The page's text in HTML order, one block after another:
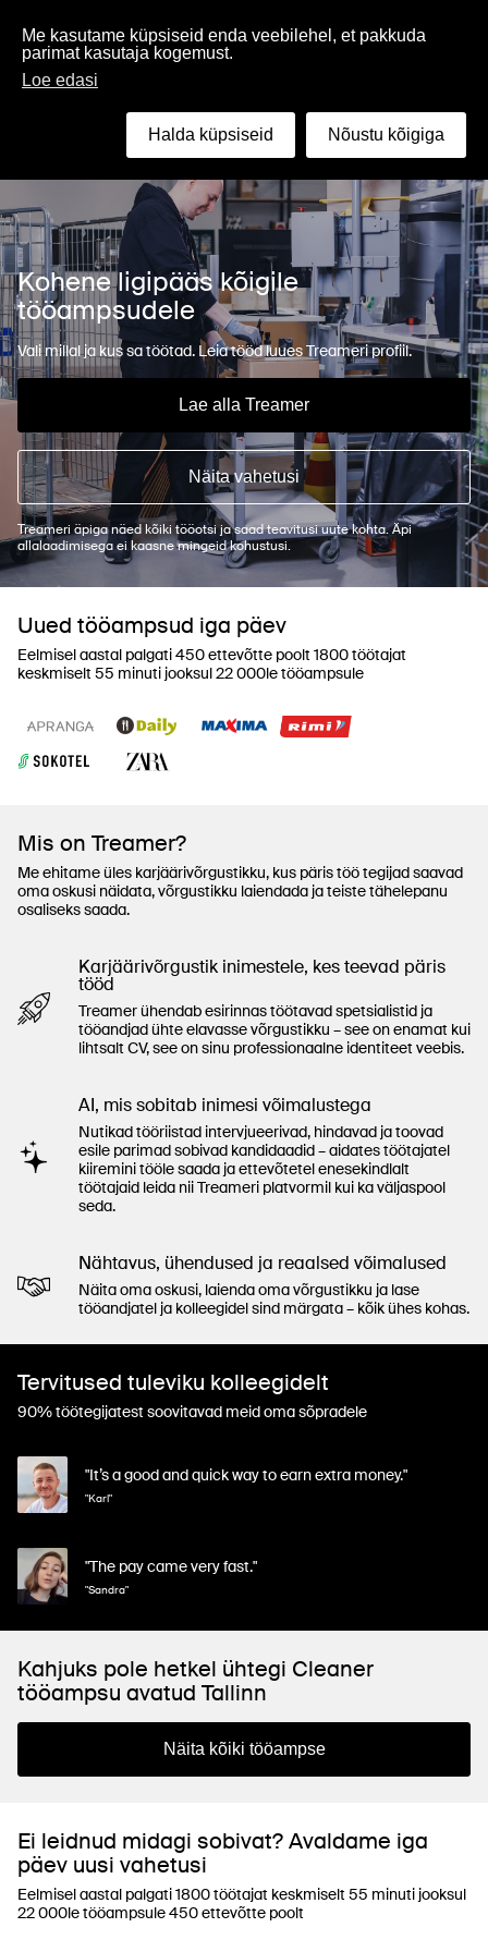
Eesti
Kohene ligipääs kõigile
tööampsudele
Vali millal ja kus sa töötad. Leia tööd luues Treameri profiil.
Lae alla Treamer
Näita vahetusi
Treameri äpiga näed kõiki tööotsi ja saad teavitusi uute kohta. Äpi
allalaadimisega ei kaasne mingeid kohustusi.
Uued tööampsud iga päev
Eelmisel aastal palgati 450 ettevõtte poolt 1800 töötajat
keskmiselt 55 minuti jooksul 22 000le tööampsule
Mis on Treamer?
Me ehitame üles karjäärivõrgustikku, kus päris töö tegijad saavad
oma oskusi näidata, võrgustikku laiendada ja teiste tähelepanu
osaliseks saada.
Karjäärivõrgustik inimestele, kes teevad päris
tööd
Treamer ühendab esirinnas töötavad spetsialistid ja
tööandjad ühte elavasse võrgustikku – see on enamat kui
lihtsalt CV, see on sinu professionaalne identiteet veebis.
AI, mis sobitab inimesi võimalustega
Nutikad tööriistad intervjueerivad, hindavad ja toovad
esile parimad sobivad kandidaadid – aidates töötajatel
kiiremini tööle saada ja ettevõtetel enesekindlalt
töötajaid leida nii Treameri platvormil kui ka väljaspool
seda.
Nähtavus, ühendused ja reaalsed võimalused
Näita oma oskusi, laienda oma võrgustikku ja lase
tööandjatel ja kolleegidel sind märgata – kõik ühes kohas.
Tervitused tuleviku kolleegidelt
90% töötegijatest soovitavad meid oma sõpradele
"It’s a good and quick way to earn extra money."
"Karl"
"The pay came very fast."
"Sandra"
Kahjuks pole hetkel ühtegi Cleaner
tööampsu avatud Tallinn
Näita kõiki tööampse
Ei leidnud midagi sobivat? Avaldame iga
päev uusi vahetusi
Eelmisel aastal palgati 1800 töötajat keskmiselt 55 minuti jooksul
22 000le tööampsule 450 ettevõtte poolt
Me kasutame küpsiseid enda veebilehel, et pakkuda
parimat kasutaja kogemust.
Loe edasi
Halda küpsiseid Nõustu kõigiga